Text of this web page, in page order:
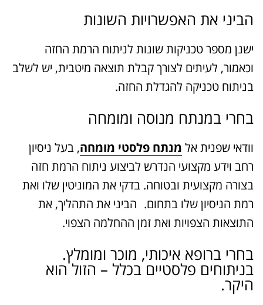
הביני את האפשרויות השונות
ישנן מספר טכניקות שונות לניתוח הרמת החזה
וכאמור, לעיתים לצורך קבלת תוצאה מיטבית, יש לשלב
בניתוח טכניקה להגדלת החזה.
בחרי במנתח מנוסה ומומחה
וודאי שפנית אל מנתח פלסטי מומחה, בעל ניסיון
רחב וידע מקצועי הנדרש לביצוע ניתוח הרמת חזה
בצורה מקצועית ובטוחה. בדקי את המוניטין שלו ואת
רמת הניסיון שלו בתחום. הביני את התהליך, את
התוצאות הצפויות ואת זמן ההחלמה הצפוי.
בחרי ברופא איכותי, מוכר ומומלץ.
בניתוחים פלסטיים בכלל – הזול הוא
היקר.